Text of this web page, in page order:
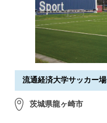
流通経済大学サッカー場
茨城県龍ヶ崎市